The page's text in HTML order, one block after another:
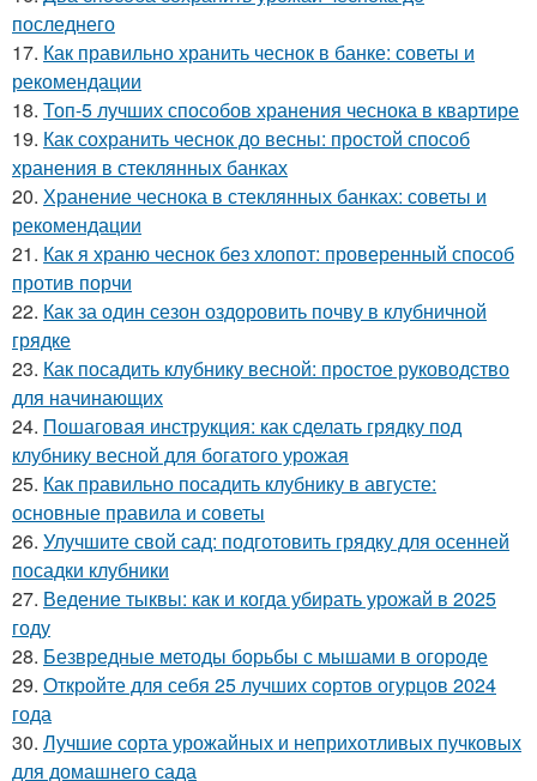
последнего
17. Как правильно хранить чеснок в банке: советы и
рекомендации
18. Топ-5 лучших способов хранения чеснока в квартире
19. Как сохранить чеснок до весны: простой способ
хранения в стеклянных банках
20. Хранение чеснока в стеклянных банках: советы и
рекомендации
21. Как я храню чеснок без хлопот: проверенный способ
против порчи
22. Как за один сезон оздоровить почву в клубничной
грядке
23. Как посадить клубнику весной: простое руководство
для начинающих
24. Пошаговая инструкция: как сделать грядку под
клубнику весной для богатого урожая
25. Как правильно посадить клубнику в августе:
основные правила и советы
26. Улучшите свой сад: подготовить грядку для осенней
посадки клубники
27. Ведение тыквы: как и когда убирать урожай в 2025
году
28. Безвредные методы борьбы с мышами в огороде
29. Откройте для себя 25 лучших сортов огурцов 2024
года
30. Лучшие сорта урожайных и неприхотливых пучковых
для домашнего сада